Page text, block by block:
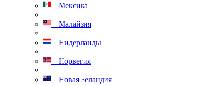
Мексика
Малайзия
Нидерланды
Норвегия
Новая Зеландия